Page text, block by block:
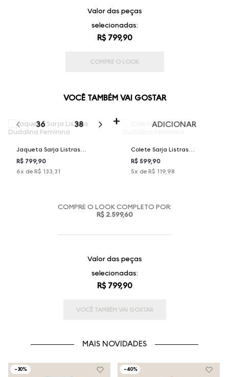
Valor das peças
selecionadas:
R$ 799,90
COMPRE O LOOK
VOCÊ TAMBÉM VAI GOSTAR
36 38 40 42 44
Jaqueta Sarja Listras
Dudalina Feminina
R$ 799,90
6x de R$ 133,31
ADICIONAR
Colete Sarja Listras
Dudalina Feminina
R$ 599,90
5x de R$ 119,98
COMPRE O LOOK COMPLETO POR:
R$ 2.599,60
Valor das peças
selecionadas:
R$ 799,90
VOCÊ TAMBÉM VAI GOSTAR
MAIS NOVIDADES
-30% -40%